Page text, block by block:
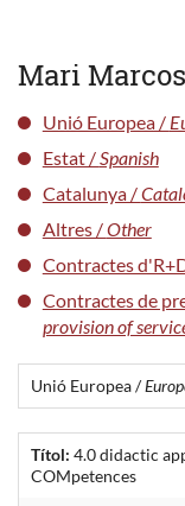
Mari
Unió Europea /
Estat / Spanish
Catalunya /
Altres /Other
Contractes
Contractes de
provision of
Unió Europea /
Títol: 4.0 didactic
COMpetences